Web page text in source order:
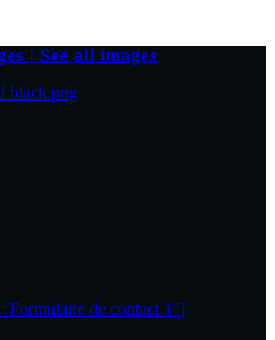
| See all images
de contact 1"]